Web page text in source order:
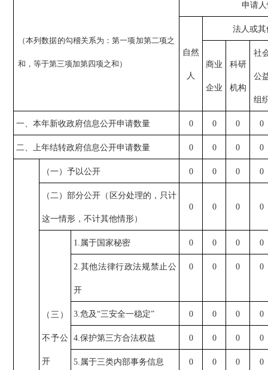
（本列数据的勾稽关系为：第一项加第二项之
和，等于第三项加第四项之和）
申请
自然
人
法人或
商业
企业
科研
机构
社
公
组
一、本年新收政府信息公开申请数量 0 0 0 0
二、上年结转政府信息公开申请数量 0 0 0 0
（一）予以公开 0 0 0 0
（二）部分公开（区分处理的，只计
这一情形，不计其他情形）
0 0 0 0
（三）
不予公
开
1.属于国家秘密 0 0 0 0
2.其他法律行政法规禁止公
开
0 0 0 0
3.危及“三安全一稳定” 0 0 0 0
4.保护第三方合法权益 0 0 0 0
5.属于三类内部事务信息 0 0 0 0